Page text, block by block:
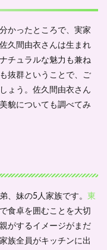
かったところで、実家
久間由衣さんは生まれ
チュラルな魅力も兼ね
抜群ということで、ご
ょう。佐久間由衣さん
貌についても調べてみ
、妹の5人家族です。 東
食卓を囲むことを大切
がするイメージがまだ
族全員がキッチンに出